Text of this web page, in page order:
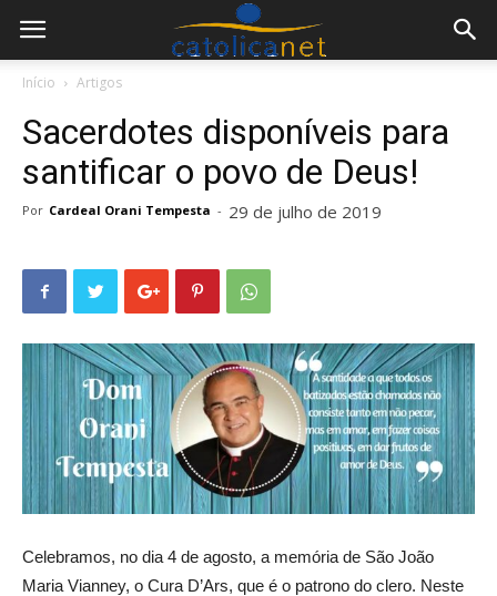
Início Artigos
Sacerdotes disponíveis para
santificar o povo de Deus!
Por Cardeal Orani Tempesta - 29 de julho de 2019
Celebramos, no dia 4 de agosto, a memória de São João
Maria Vianney, o Cura D’Ars, que é o patrono do clero. Neste